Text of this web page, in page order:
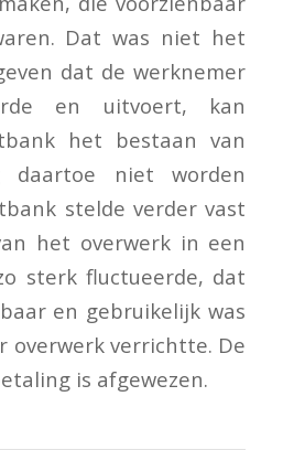
Dat was niet het
dat de werknemer
en uitvoert, kan
het bestaan van
daartoe niet worden
stelde verder vast
het overwerk in een
sterk fluctueerde, dat
en gebruikelijk was
overwerk verrichtte. De
is afgewezen.